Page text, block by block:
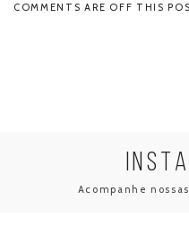
COMMENTS ARE OFF THIS
INSTA
Acompanhe